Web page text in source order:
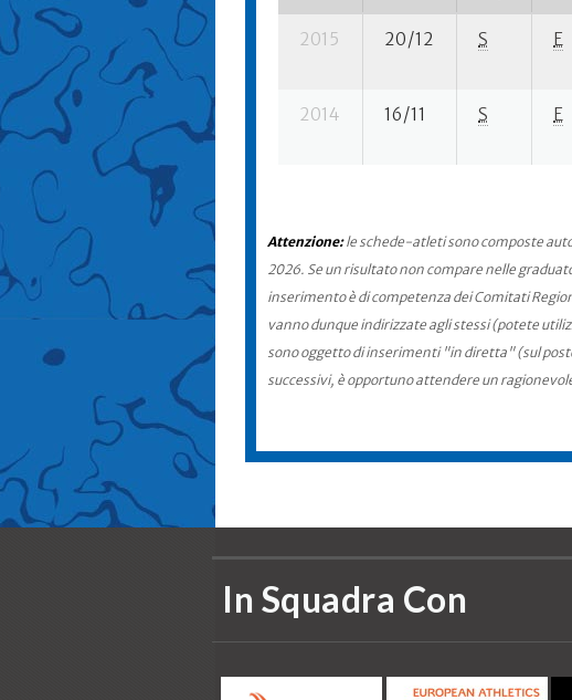
2015 20/12 S E
2014 16/11 S E
Attenzione:le schede-atleti sono composte
2026. Se un risultato non compare nelle
inserimento è di competenza dei Comitati
vanno dunque indirizzate agli stessi (potete
sono oggetto di inserimenti "in diretta" (sul
successivi, è opportuno attendere un
In Squadra Con